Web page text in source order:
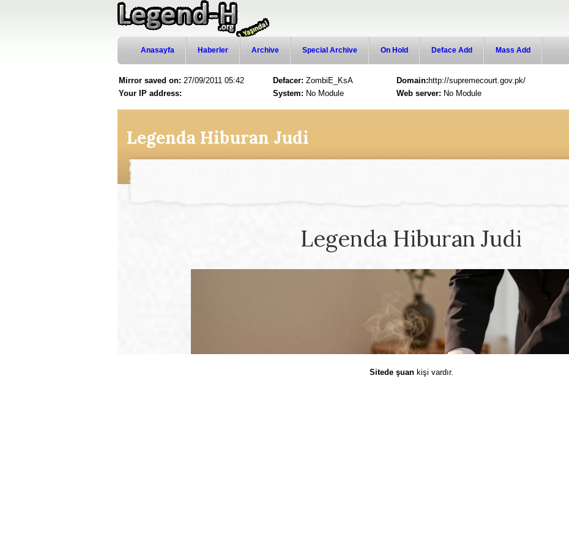
Anasayfa Haberler Archive Special Archive On Hold Deface Add Mass Add
Mirror saved on: 27/09/2011 05:42 Defacer: ZombiE_KsA Domain: http://supremecourt.gov.pk/
Your IP address:
System: No Module Web server: No Module
Sitede şuankişi vardır.